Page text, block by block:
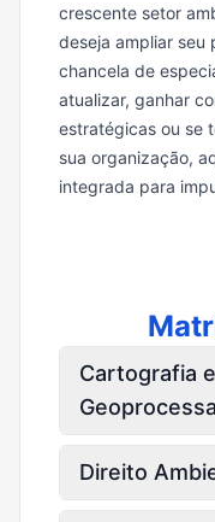
crescente setor
deseja ampliar seu
chancela de
atualizar, ganhar
estratégicas ou se
sua organização,
integrada para
Cartografia e
Direito